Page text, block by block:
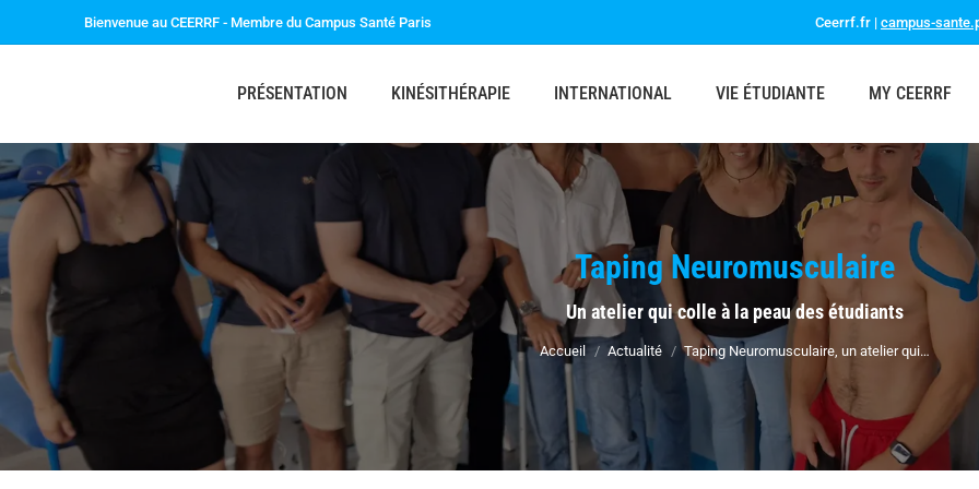
Bienvenue au CEERRF - Membre du Campus Santé Paris Ceerrf.fr | campus-
PRÉSENTATION KINÉSITHÉRAPIE INTERNATIONAL VIE ÉTUDIANTE MY CEERRF
Taping Neuromusculaire
Un atelier qui colle à la peau des étudiants
Vous êtes ici :
Accueil Actualité Taping Neuromusculaire, un atelier qui…